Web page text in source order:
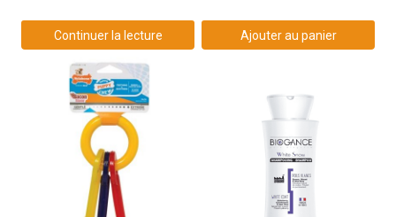
Continuer la lecture Ajouter au panier